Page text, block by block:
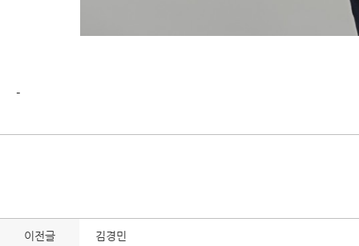
-
이전글 김경민